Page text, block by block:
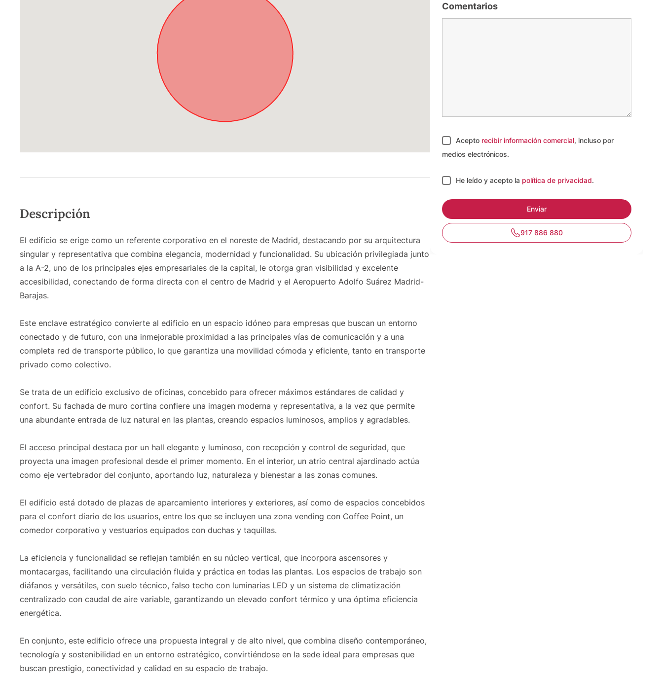
Descripción
El edificio se erige como un referente corporativo en el noreste de Madrid, destacando por su arquitectura
singular y representativa que combina elegancia, modernidad y funcionalidad. Su ubicación privilegiada junto
a la A-2, uno de los principales ejes empresariales de la capital, le otorga gran visibilidad y excelente
accesibilidad, conectando de forma directa con el centro de Madrid y el Aeropuerto Adolfo Suárez Madrid-
Barajas.
Este enclave estratégico convierte al edificio en un espacio idóneo para empresas que buscan un entorno
conectado y de futuro, con una inmejorable proximidad a las principales vías de comunicación y a una
completa red de transporte público, lo que garantiza una movilidad cómoda y eficiente, tanto en transporte
privado como colectivo.
Se trata de un edificio exclusivo de oficinas, concebido para ofrecer máximos estándares de calidad y
confort. Su fachada de muro cortina confiere una imagen moderna y representativa, a la vez que permite
una abundante entrada de luz natural en las plantas, creando espacios luminosos, amplios y agradables.
El acceso principal destaca por un hall elegante y luminoso, con recepción y control de seguridad, que
proyecta una imagen profesional desde el primer momento. En el interior, un atrio central ajardinado actúa
como eje vertebrador del conjunto, aportando luz, naturaleza y bienestar a las zonas comunes.
El edificio está dotado de plazas de aparcamiento interiores y exteriores, así como de espacios concebidos
para el confort diario de los usuarios, entre los que se incluyen una zona vending con Coffee Point, un
comedor corporativo y vestuarios equipados con duchas y taquillas.
La eficiencia y funcionalidad se reflejan también en su núcleo vertical, que incorpora ascensores y
montacargas, facilitando una circulación fluida y práctica en todas las plantas. Los espacios de trabajo son
diáfanos y versátiles, con suelo técnico, falso techo con luminarias LED y un sistema de climatización
centralizado con caudal de aire variable, garantizando un elevado confort térmico y una óptima eficiencia
energética.
En conjunto, este edificio ofrece una propuesta integral y de alto nivel, que combina diseño contemporáneo,
tecnología y sostenibilidad en un entorno estratégico, convirtiéndose en la sede ideal para empresas que
buscan prestigio, conectividad y calidad en su espacio de trabajo.
Comentarios
Acepto recibir información comercial, incluso por
medios electrónicos.
He leído y acepto la política de privacidad.
917 886 880